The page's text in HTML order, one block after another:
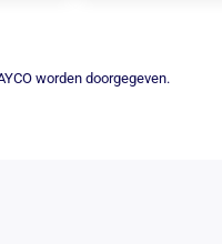
worden doorgegeven.